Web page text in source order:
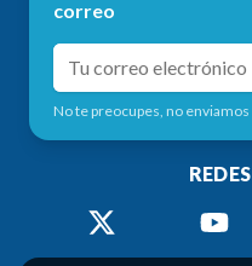
correo
No te preocupes, no enviamos